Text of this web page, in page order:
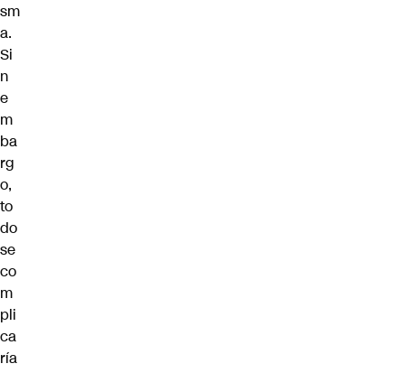
sm
a.
Si
n
e
m
ba
rg
o,
to
do
se
co
m
pli
ca
ría